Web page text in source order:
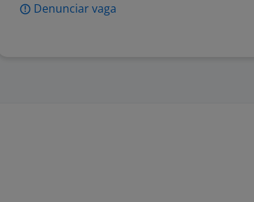
Denunciar vaga